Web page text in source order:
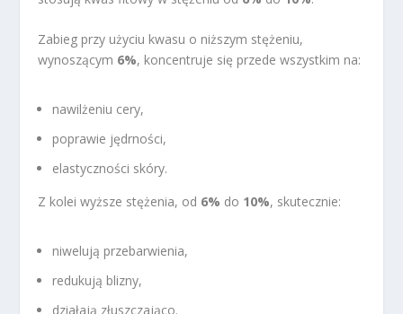
Zabieg przy użyciu kwasu o niższym stężeniu,
wynoszącym 6%, koncentruje się przede wszystkim na:
nawilżeniu cery,
poprawie jędrności,
elastyczności skóry.
Z kolei wyższe stężenia, od 6% do 10%, skutecznie:
niwelują przebarwienia,
redukują blizny,
działają złuszczająco.